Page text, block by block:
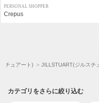
PERSONAL SHOPPER
Crepus
チュアート) JILLSTUART(ジルスチ
カテゴリをさらに絞り込む